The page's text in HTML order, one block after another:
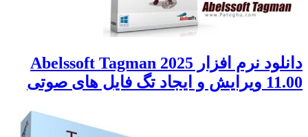
دانلود نرم افزار Abelssoft Tagman 2025
11.00 ویرایش و ایجاد تگ فایل های صوتی